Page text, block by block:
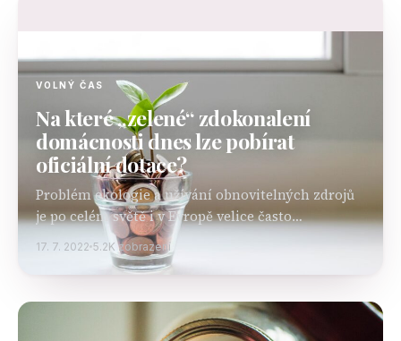
VOLNÝ ČAS
Na které „zelené“ zdokonalení
domácnosti dnes lze pobírat
oficiální dotace?
Problém ekologie a užívání obnovitelných zdrojů
je po celém světě i v Evropě velice často
probíraným tématem. Mnohdy je přitom kladený
důraz i na to, že by se měly obnovitelné zdroje…
17. 7. 2022 5.2K zobrazení